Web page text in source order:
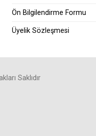
Ön Bilgilendirme Formu
Üyelik Sözleşmesi
Saklıdır